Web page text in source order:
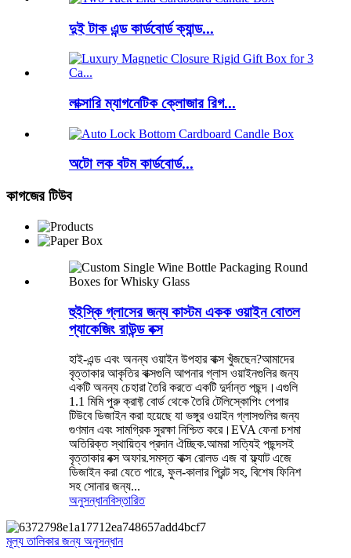
দুই টাক এন্ড কার্ডবোর্ড ক্যান্ড...
লাক্সারি ম্যাগনেটিক ক্লোজার রিগ...
অটো লক বটম কার্ডবোর্ড...
কাগজের টিউব
হুইস্কি গ্লাসের জন্য কাস্টম একক ওয়াইন বোতল
প্যাকেজিং রাউন্ড বক্স
হাই-এন্ড এবং অনন্য ওয়াইন উপহার বাক্স খুঁজছেন?আমাদের
বৃত্তাকার আকৃতির বাক্সগুলি আপনার গ্লাস ওয়াইনগুলির জন্য
একটি অনন্য চেহারা তৈরি করতে একটি দুর্দান্ত পছন্দ।এগুলি
1.1 মিমি পুরু ক্রাফ্ট বোর্ড থেকে তৈরি টেলিস্কোপিং পেপার
টিউবে ডিজাইন করা হয়েছে যা ভঙ্গুর ওয়াইন গ্লাসগুলির জন্য
গুণমান এবং সামগ্রিক সুরক্ষা নিশ্চিত করে।EVA ফেনা চশমা
অতিরিক্ত স্থায়িত্ব প্রদান ঐচ্ছিক.আমরা সত্যিই পছন্দসই
বৃত্তাকার বক্স অফার.সমস্ত বাক্স রোলড এজ বা ফ্ল্যাট এজে
ডিজাইন করা যেতে পারে, ফুল-কালার প্রিন্ট সহ, বিশেষ ফিনিশ
সহ সোনার জন্য...
অনুসন্ধানবিস্তারিত
মূল্য তালিকার জন্য অনুসন্ধান